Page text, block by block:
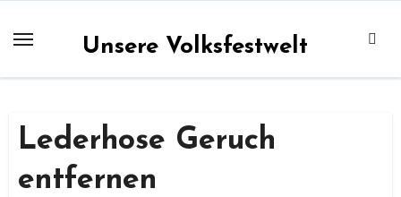
Inhalt
Unsere Volksfestwelt
Lederhose Geruch
entfernen